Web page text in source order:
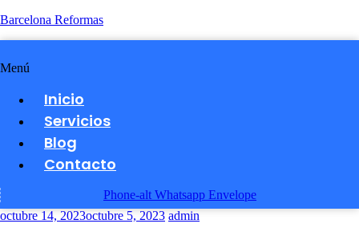
Barcelona Reformas
Menú
Inicio
Servicios
Blog
Contacto
Phone-alt Whatsapp Envelope
octubre 14, 2023octubre 5, 2023 admin